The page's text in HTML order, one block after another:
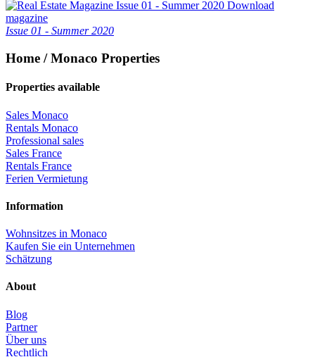
Download
magazine
Issue 01 - Summer 2020
Home / Monaco Properties
Properties available
Sales Monaco
Rentals Monaco
Professional sales
Sales France
Rentals France
Ferien Vermietung
Information
Wohnsitzes in Monaco
Kaufen Sie ein Unternehmen
Schätzung
About
Blog
Partner
Über uns
Rechtlich